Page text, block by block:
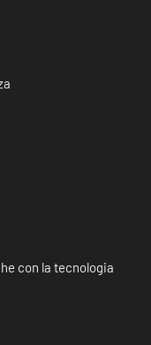
con la tecnologia